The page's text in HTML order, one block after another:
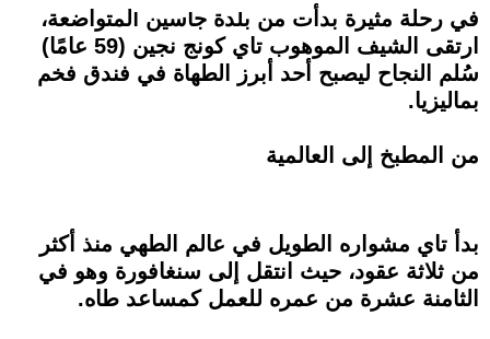
في رحلة مثيرة بدأت من بلدة جاسين المتواضعة،
ارتقى الشيف الموهوب تاي كونج نجين (59 عامًا)
سُلم النجاح ليصبح أحد أبرز الطهاة في فندق فخم
بماليزيا.
من المطبخ إلى العالمية
بدأ تاي مشواره الطويل في عالم الطهي منذ أكثر
من ثلاثة عقود، حيث انتقل إلى سنغافورة وهو في
الثامنة عشرة من عمره للعمل كمساعد طاه.